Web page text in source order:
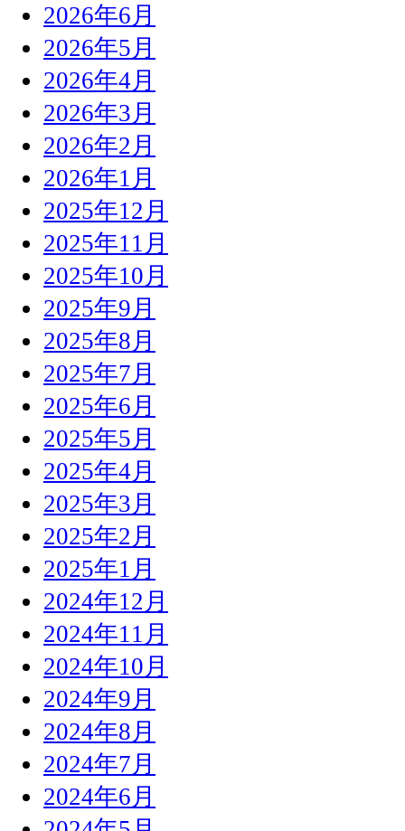
2026年6月
2026年5月
2026年4月
2026年3月
2026年2月
2026年1月
2025年12月
2025年11月
2025年10月
2025年9月
2025年8月
2025年7月
2025年6月
2025年5月
2025年4月
2025年3月
2025年2月
2025年1月
2024年12月
2024年11月
2024年10月
2024年9月
2024年8月
2024年7月
2024年6月